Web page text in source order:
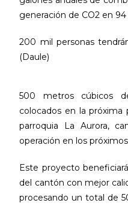
generación de CO2 en
200 mil personas
(Daule)
500 metros cúbicos
colocados en la
parroquia La Aurora,
operación en los
Este proyecto
del cantón con mejor
procesando un total de